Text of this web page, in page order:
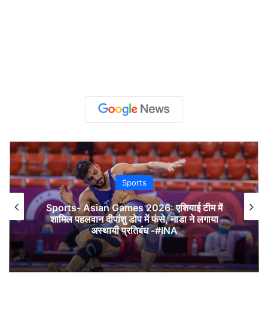
Sports
Sports- Asian Games 2026: एशियाई टीम में
शामिल पहलवान दीपांशु डोप में फंसे, नाडा ने लगाया
अस्थायी प्रतिबंध -#INA